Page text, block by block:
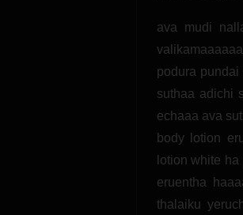
ava mudi
podura
suthaa adichi
echaaa ava
body lotion
lotion white
eruentha
thalaiku